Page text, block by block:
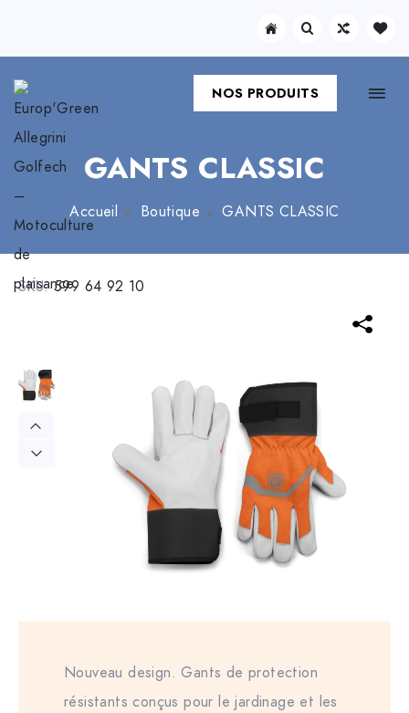
NOS PRODUITS
GANTS CLASSIC
Accueil Boutique GANTS CLASSIC
SKU:599 64 92 10
Nouveau design. Gants de protection
résistants conçus pour le jardinage et les